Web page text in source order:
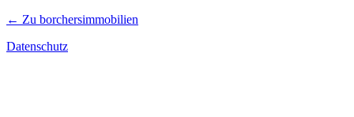
← Zu borchersimmobilien
Datenschutz